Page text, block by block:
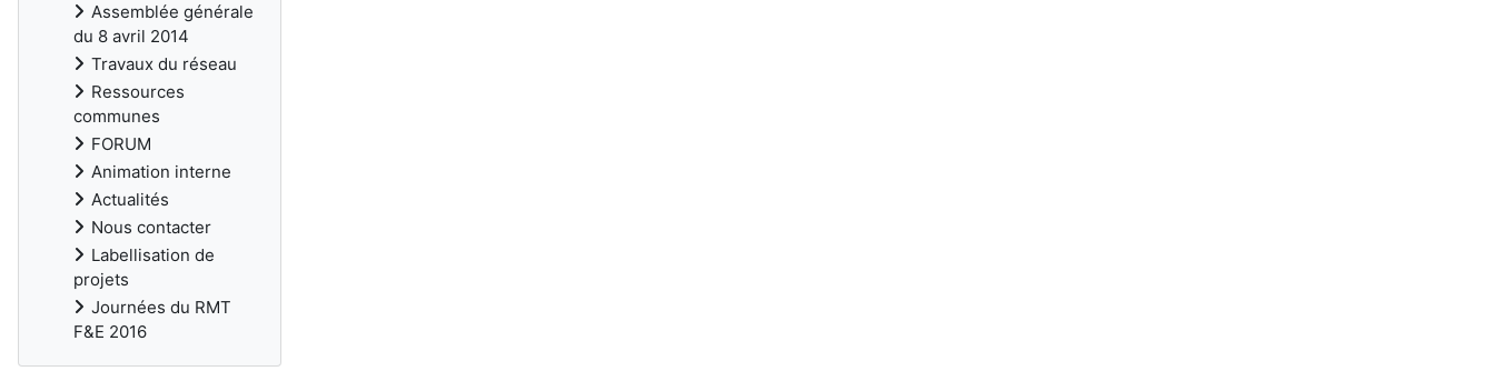
Assemblée générale
du 8 avril 2014
Travaux du réseau
Ressources
communes
FORUM
Animation interne
Actualités
Nous contacter
Labellisation de
projets
Journées du RMT
F&E 2016